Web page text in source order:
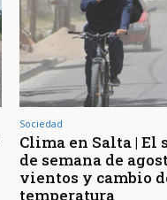
Sociedad
Clima en Salta | El
de semana de
vientos y cambio
temperatura